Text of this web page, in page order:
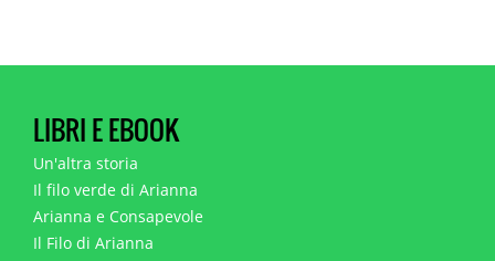
LIBRI E EBOOK
Un'altra storia
Il filo verde di Arianna
Arianna e Consapevole
Il Filo di Arianna